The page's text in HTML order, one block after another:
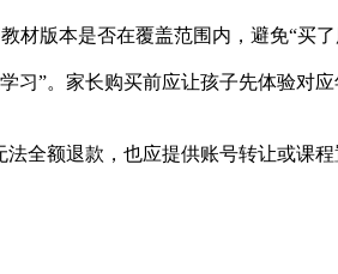
版本是否在覆盖范围内，避免“买了
”。家长购买前应让孩子先体验对
全额退款，也应提供账号转让或课